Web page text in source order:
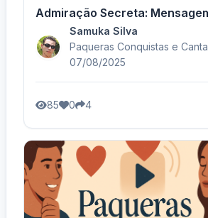
Admiração Secreta:
Samuka Silva
Paqueras Conquistas e
07/08/2025
85 0 4